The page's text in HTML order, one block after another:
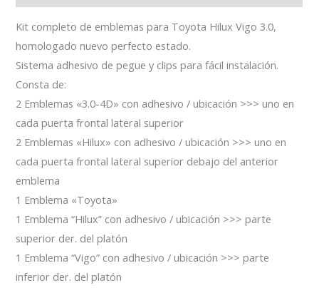
Kit completo de emblemas para Toyota Hilux Vigo 3.0,
homologado nuevo perfecto estado.
Sistema adhesivo de pegue y clips para fácil instalación.
Consta de:
2 Emblemas «3.0-4D» con adhesivo / ubicación >>> uno en
cada puerta frontal lateral superior
2 Emblemas «Hilux» con adhesivo / ubicación >>> uno en
cada puerta frontal lateral superior debajo del anterior
emblema
1 Emblema «Toyota»
1 Emblema “Hilux” con adhesivo / ubicación >>> parte
superior der. del platón
1 Emblema “Vigo” con adhesivo / ubicación >>> parte
inferior der. del platón